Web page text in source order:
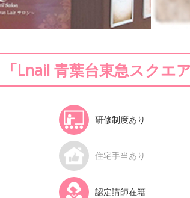
「Lnail 青葉台東急スクエ
研修制度あり
住宅手当あり
認定講師在籍